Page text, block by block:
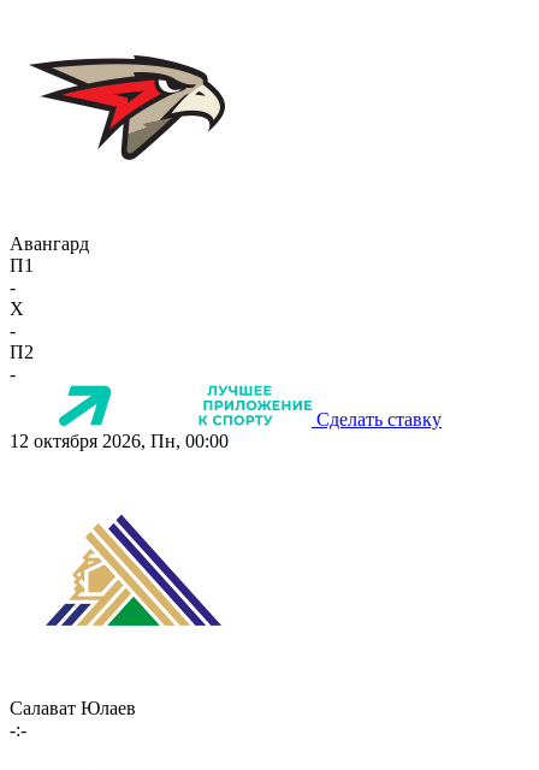
Авангард
П1
-
X
-
П2
-
Сделать ставку
12 октября 2026, Пн, 00:00
Салават Юлаев
-:-